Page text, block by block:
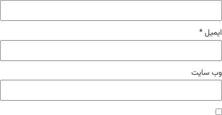
ایمیل*
وب‌ سایت